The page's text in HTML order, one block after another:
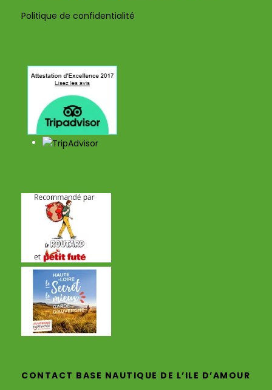
Politique de confidentialité
CONTACT BASE NAUTIQUE DE L’ILE D’AMOUR